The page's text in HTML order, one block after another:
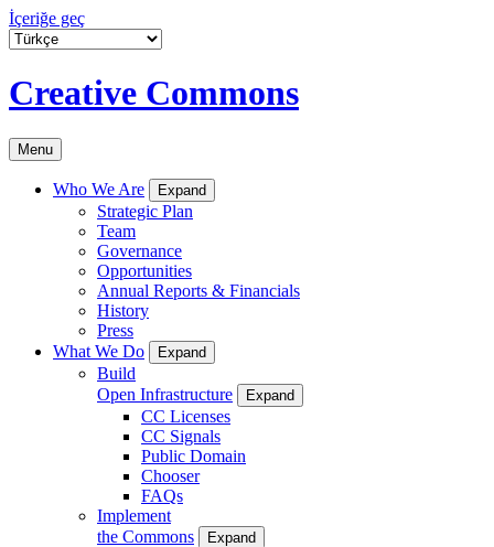
İçeriğe geç
Creative Commons
Menu
Who We Are Expand
Strategic Plan
Team
Governance
Opportunities
Annual Reports & Financials
History
Press
What We Do
Expand
Build
Open Infrastructure
Expand
CC Licenses
CC Signals
Public Domain
Chooser
FAQs
Implement
the Commons
Expand